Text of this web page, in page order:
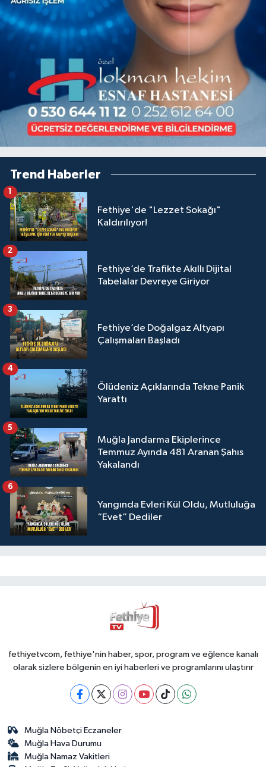
Trend Haberler
Fethiye'de "Lezzet Sokağı"
Kaldırılıyor!
1
Fethiye’de Trafikte Akıllı Dijital
Tabelalar Devreye Giriyor
2
Fethiye’de Doğalgaz Altyapı
Çalışmaları Başladı
3
Ölüdeniz Açıklarında Tekne Panik
Yarattı
4
Muğla Jandarma Ekiplerince
Temmuz Ayında 481 Aranan Şahıs
Yakalandı
5
Yangında Evleri Kül Oldu, Mutluluğa
“Evet” Dediler
6
fethiyetvcom, fethiye'nin haber, spor, program ve eğlence kanalı
olarak sizlere bölgenin en iyi haberleri ve programlarını ulaştırır
Muğla Nöbetçi Eczaneler
Muğla Hava Durumu
Muğla Namaz Vakitleri